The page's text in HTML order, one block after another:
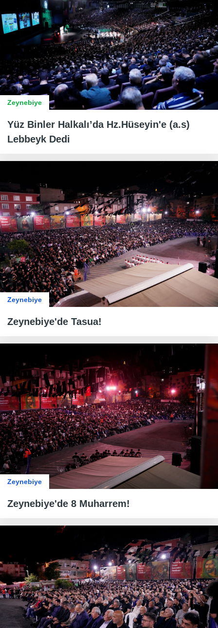
Zeynebiye
Yüz Binler Halkalı’da Hz.Hüseyin'e (a.s)
Lebbeyk Dedi
Zeynebiye
Zeynebiye'de Tasua!
Zeynebiye
Zeynebiye'de 8 Muharrem!